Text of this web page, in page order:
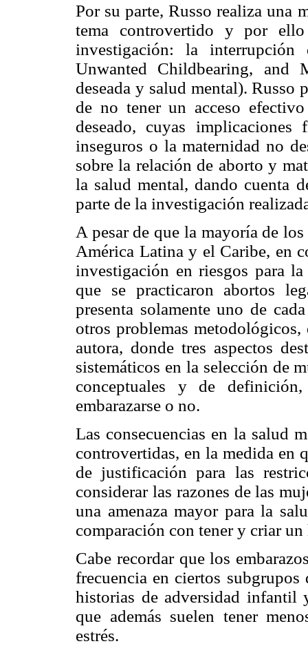
Por su parte, Russo realiza una
tema controvertido y por
investigación: la
Unwanted Childbearing, and
deseada y salud mental). Russo
de no tener un acceso
deseado, cuyas
inseguros o la maternidad no
sobre la relación de aborto y
la salud mental, dando cuenta
parte de la investigación
A pesar de que la mayoría de
América Latina y el Caribe, en
investigación en riesgos para
que se practicaron abortos
presenta solamente uno de
otros problemas
autora, donde tres aspectos
sistemáticos en la selección de
conceptuales y de
embarazarse o no.
Las consecuencias en la salud
controvertidas, en la medida en
de justificación para las
considerar las razones de las
una amenaza mayor para la
comparación con tener y criar
Cabe recordar que los
frecuencia en ciertos
historias de adversidad infantil
que además suelen tener
estrés.